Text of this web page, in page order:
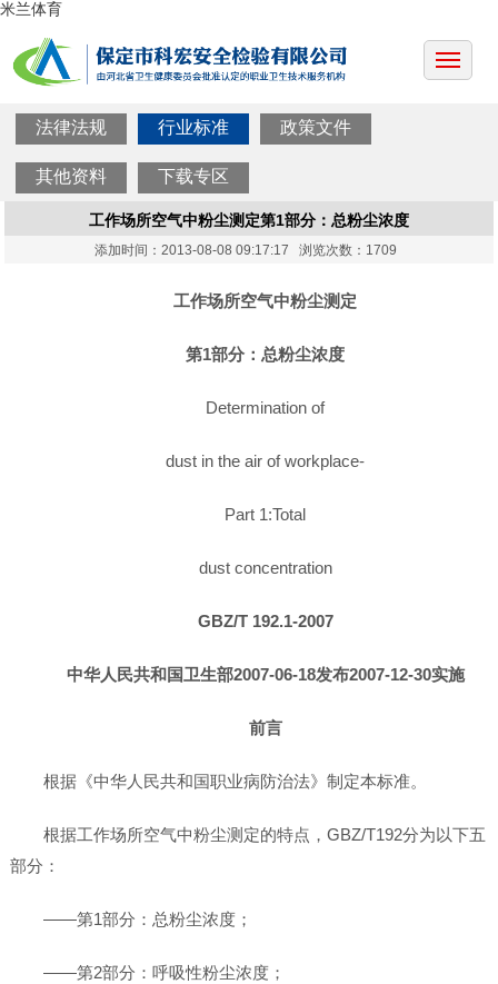
米兰体育
法律法规 行业标准 政策文件
其他资料 下载专区
工作场所空气中粉尘测定第1部分：总粉尘浓度
添加时间：2013-08-08 09:17:17 浏览次数：1709
工作场所空气中粉尘测定
第1部分：总粉尘浓度
Determination of
dust in the air of workplace-
Part 1:Total
dust concentration
GBZ/T 192.1-2007
中华人民共和国卫生部2007-06-18发布2007-12-30实施
前言
根据《中华人民共和国职业病防治法》制定本标准。
根据工作场所空气中粉尘测定的特点，GBZ/T192分为以下五
部分：
——第1部分：总粉尘浓度；
——第2部分：呼吸性粉尘浓度；